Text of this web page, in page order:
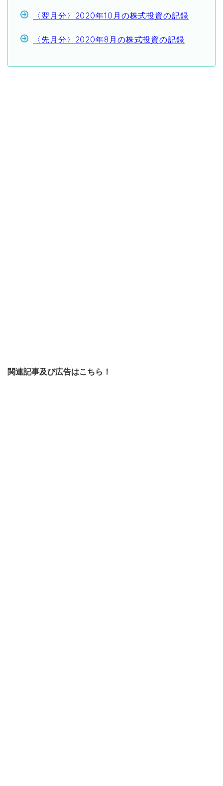
〈翌月分〉2020年10月の株式投資の記録
〈先月分〉2020年8月の株式投資の記録
関連記事及び広告はこちら！